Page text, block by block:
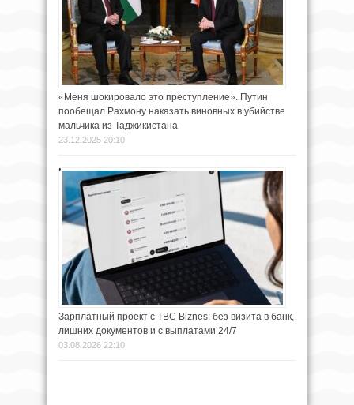
«Меня шокировало это преступление». Путин
пообещал Рахмону наказать виновных в убийстве
мальчика из Таджикистана
23.12.2025 20:10
Зарплатный проект с TBC Biznes: без визита в банк,
лишних документов и с выплатами 24/7
03.08.2026 22:10